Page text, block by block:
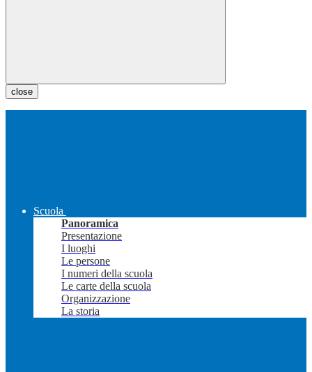
close
Scuola
Panoramica
Presentazione
I luoghi
Le persone
I numeri della scuola
Le carte della scuola
Organizzazione
La storia